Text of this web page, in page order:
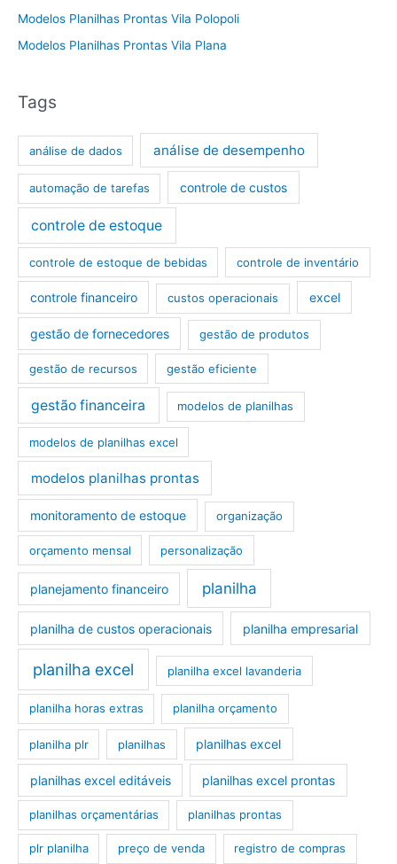
Modelos Planilhas Prontas Vila Polopoli
Modelos Planilhas Prontas Vila Plana
Tags
análise de dados análise de desempenho
automação de tarefas controle de custos
controle de estoque
controle de estoque de bebidas controle de inventário
controle financeiro custos operacionais excel
gestão de fornecedores gestão de produtos
gestão de recursos gestão eficiente
gestão financeira modelos de planilhas
modelos de planilhas excel
modelos planilhas prontas
monitoramento de estoque organização
orçamento mensal personalização
planejamento financeiro planilha
planilha de custos operacionais planilha empresarial
planilha excel planilha excel lavanderia
planilha horas extras planilha orçamento
planilha plr planilhas planilhas excel
planilhas excel editáveis planilhas excel prontas
planilhas orçamentárias planilhas prontas
plr planilha preço de venda registro de compras